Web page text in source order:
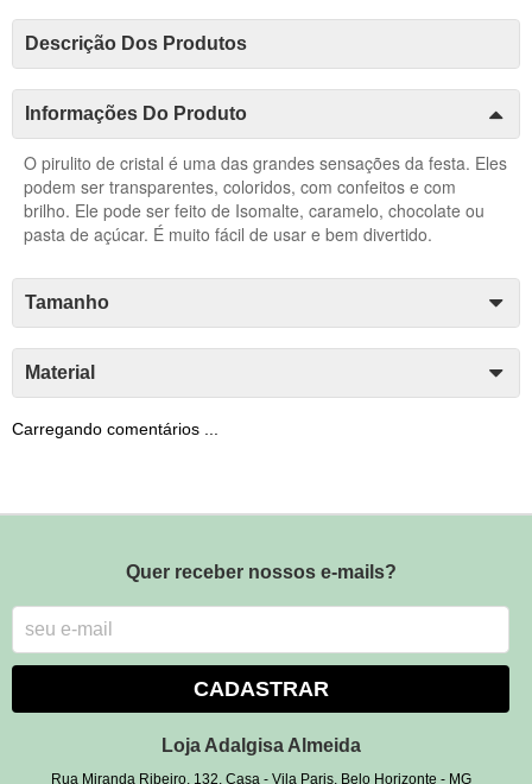
Descrição Dos Produtos
Informações Do Produto
O pirulito de cristal é uma das grandes sensações da festa. Eles
podem ser transparentes, coloridos, com confeitos e com
brilho. Ele pode ser feito de Isomalte, caramelo, chocolate ou
pasta de açúcar. É muito fácil de usar e bem divertido.
Tamanho
Material
Carregando comentários ...
Quer receber nossos e-mails?
CADASTRAR
Loja Adalgisa Almeida
Rua Miranda Ribeiro, 132, Casa- Vila Paris, Belo Horizonte - MG